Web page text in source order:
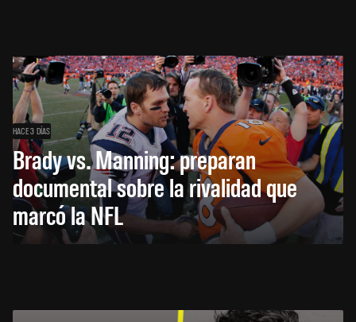
HACE 3 DÍAS
Brady vs. Manning: preparan
documental sobre la rivalidad que
marcó la NFL